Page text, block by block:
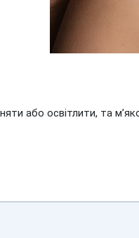
або освітлити, та